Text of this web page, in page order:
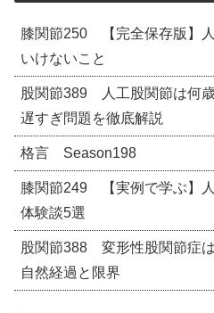
膝関節250 【完全保存版】
いけないこと
股関節389 人工股関節は何
遅すぎ問題を徹底解説
格言 Season198
膝関節249 【実例で学ぶ】
体験談5選
股関節388 変形性股関節症
自然経過と限界